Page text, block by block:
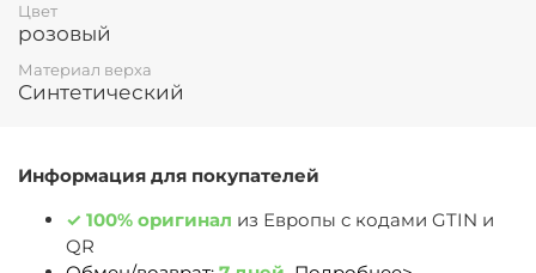
Информация для покупателей
✓ 100% оригинал из Европы c кодами GTIN и
QR
Цвет
розовый
Материал верха
Синтетический